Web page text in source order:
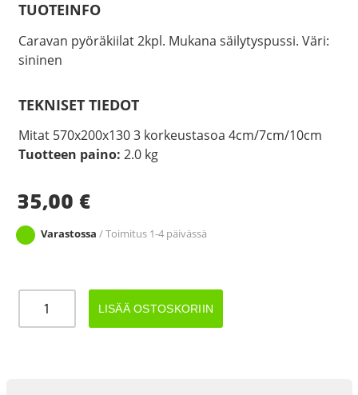
TUOTEINFO
Caravan pyöräkiilat 2kpl. Mukana säilytyspussi. Väri:
sininen
TEKNISET TIEDOT
Mitat 570x200x130 3 korkeustasoa 4cm/7cm/10cm
Tuotteen paino: 2.0 kg
35,00 €
Varastossa / Toimitus 1-4 päivässä
LISÄÄ OSTOSKORIIN